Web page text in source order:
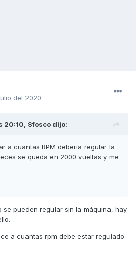
del 2020
20:10, Sfosco dijo:
a cuantas RPM deberia regular la
se queda en 2000 vueltas y me
se pueden regular sin la máquina, hay
a cuantas rpm debe estar regulado